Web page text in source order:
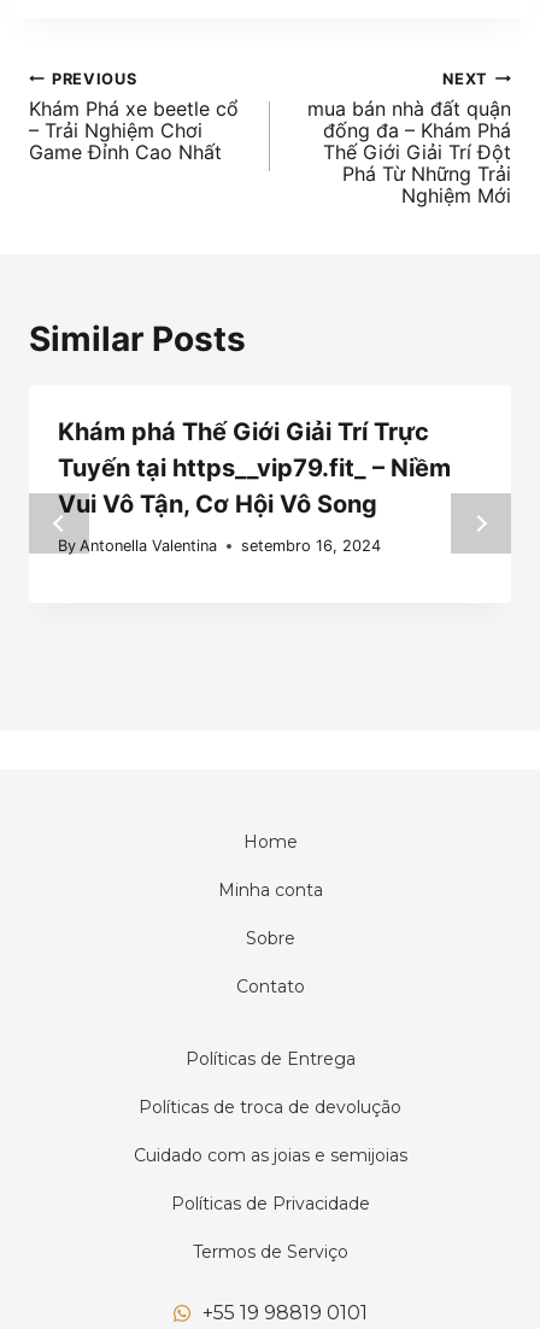
PREVIOUS
Khám Phá xe beetle cổ
– Trải Nghiệm Chơi
Game Đỉnh Cao Nhất
NEXT
mua bán nhà đất quận
đống đa – Khám Phá
Thế Giới Giải Trí Đột
Phá Từ Những Trải
Nghiệm Mới
Similar Posts
Khám phá Thế Giới Giải Trí Trực
Tuyến tại https__vip79.fit_ – Niềm
Vui Vô Tận, Cơ Hội Vô Song
By Antonella Valentina setembro 16, 2024
Home
Minha conta
Sobre
Contato
Políticas de Entrega
Políticas de troca de devolução
Cuidado com as joias e semijoias
Políticas de Privacidade
Termos de Serviço
+55 19 98819 0101